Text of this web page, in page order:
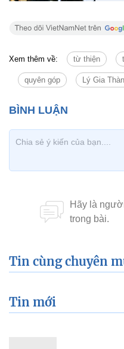
Xem thêm về: từ thiện
quyên góp Lý Gia
Tin cùng chuyên
Tin mới